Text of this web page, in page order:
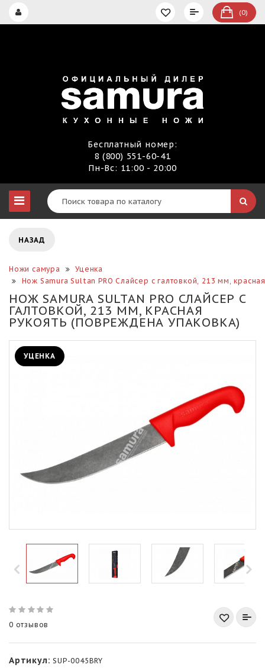
(0)
Бесплатный номер:
8 (800) 551-60-41
Пн-Вс: 11:00 - 20:00
НАЗАД
Ножи самура
Уценка
Нож Samura Sultan PRO Слайсер с галтовкой, 213 мм,
НОЖ SAMURA SULTAN PRO СЛАЙСЕР С
ГАЛТОВКОЙ, 213 ММ, КРАСНАЯ
РУКОЯТЬ (ПОВРЕЖДЕНА УПАКОВКА)
УЦЕНКА
0 отзывов
Артикул: SUP-0045BRY